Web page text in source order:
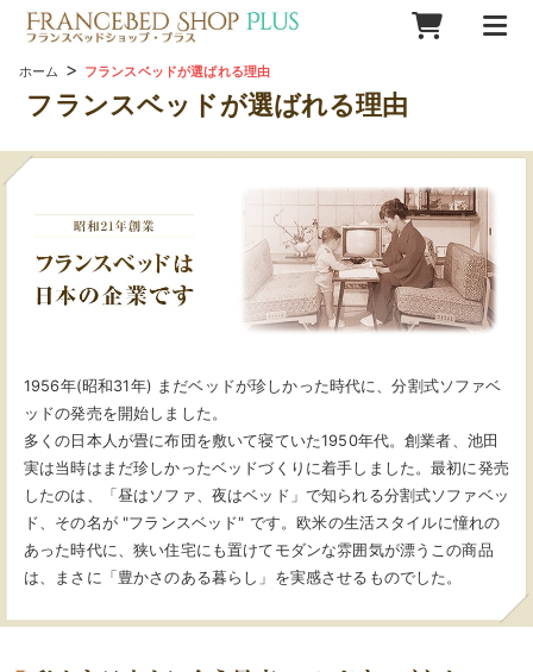
ホーム > フランスベッドが選ばれる理由
フランスベッドが選ばれる理由
1956年(昭和31年) まだベッドが珍しかった時代に、分割式ソファベ
ッドの発売を開始しました。
多くの日本人が畳に布団を敷いて寝ていた1950年代。創業者、池田
実は当時はまだ珍しかったベッドづくりに着手しました。最初に発売
したのは、「昼はソファ、夜はベッド」で知られる分割式ソファベッ
ド、その名が "フランスベッド" です。欧米の生活スタイルに憧れの
あった時代に、狭い住宅にも置けてモダンな雰囲気が漂うこの商品
は、まさに「豊かさのある暮らし」を実感させるものでした。